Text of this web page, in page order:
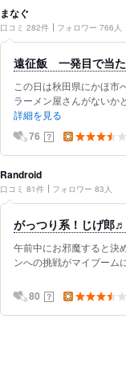
まなぐ
口コミ 282件 フォロワー 766人
遠征飯 一発目で当
この日は秋田県にかほ市
ラーメン屋さんがないか
詳細を見る
76 ？
Randroid
口コミ 81件 フォロワー 83人
がっつり系！じげ郎
午前中にお邪魔すると決
ンへの挑戦がマイブーム
80 ？